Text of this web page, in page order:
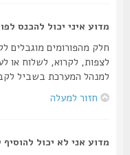
מדוע איני יכול להכנס לפורום?
חלק מהפורומים מוגבלים
לצפות, לקרוא, לשלוח או
למנהל המערכת בשביל לקבלם.
חזור למעלה
מדוע אני לא יכול להוסיף